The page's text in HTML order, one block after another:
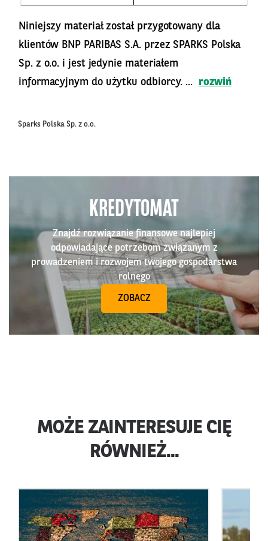
Niniejszy materiał został przygotowany dla
klientów BNP PARIBAS S.A. przez SPARKS Polska
Sp. z o.o. i jest jedynie materiałem
informacyjnym do użytku odbiorcy. ...
rozwiń
Sparks Polska Sp. z o.o.
KREDYTOMAT
Znajdź rozwiązanie finansowe najlepiej
odpowiadające potrzebom związanym z
prowadzeniem i rozwojem twojego gospodarstwa
rolnego
ZOBACZ
MOŻE ZAINTERESUJE CIĘ
RÓWNIEŻ...